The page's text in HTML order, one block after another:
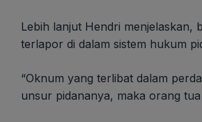
Lebih lanjut Hendri menjelaskan,
terlapor di dalam sistem hukum
“Oknum yang terlibat dalam
unsur pidananya, maka orang